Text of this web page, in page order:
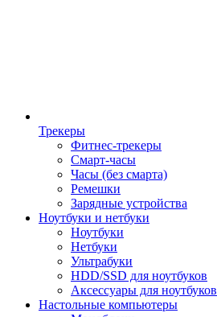
Трекеры
Фитнес-трекеры
Смарт-часы
Часы (без смарта)
Ремешки
Зарядные устройства
Ноутбуки и нетбуки
Ноутбуки
Нетбуки
Ультрабуки
HDD/SSD для ноутбуков
Аксессуары для ноутбуков
Настольные компьютеры